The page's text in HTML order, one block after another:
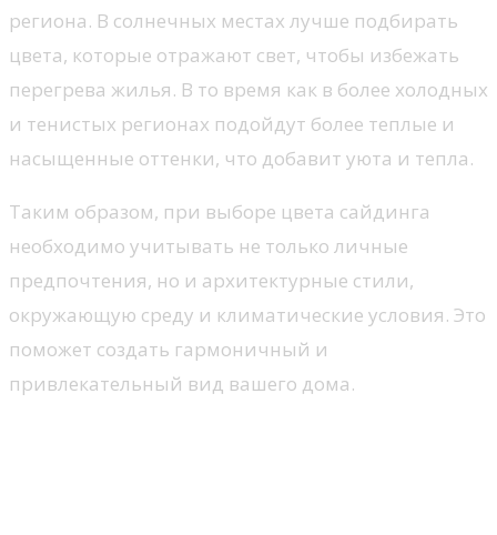
региона. В солнечных местах лучше подбирать
цвета, которые отражают свет, чтобы избежать
перегрева жилья. В то время как в более холодных
и тенистых регионах подойдут более теплые и
насыщенные оттенки, что добавит уюта и тепла.
Таким образом, при выборе цвета сайдинга
необходимо учитывать не только личные
предпочтения, но и архитектурные стили,
окружающую среду и климатические условия. Это
поможет создать гармоничный и
привлекательный вид вашего дома.